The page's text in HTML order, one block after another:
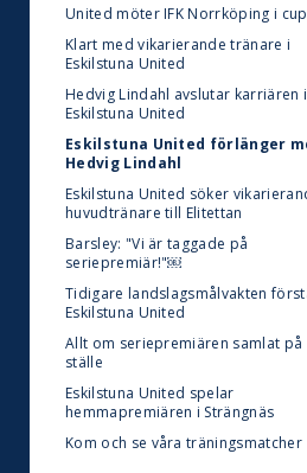
United möter IFK Norrköping i
Klart med vikarierande tränare i
Eskilstuna United
Hedvig Lindahl avslutar karriären i
Eskilstuna United
Eskilstuna United förlänger
Hedvig Lindahl
Eskilstuna United söker
huvudtränare till Elitettan
Barsley: "Vi är taggade på
seriepremiär!"￼
Tidigare landslagsmålvakten
Eskilstuna United
Allt om seriepremiären samlat på
ställe
Eskilstuna United spelar
hemmapremiären i Strängnäs
Kom och se våra träningsmatcher